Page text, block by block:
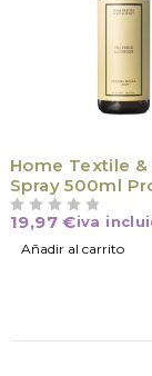
Home Textile &
Spray 500ml
Lavander
19,97€iva
Añadir al carrito